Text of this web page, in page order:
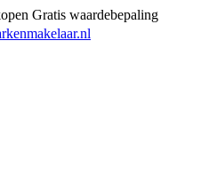
Gratis waardebepaling